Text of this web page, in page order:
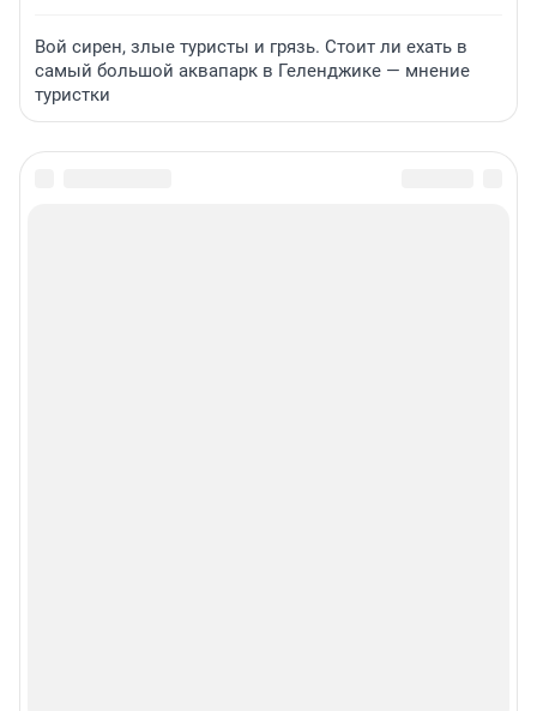
Вой сирен, злые туристы и грязь. Стоит ли ехать в
самый большой аквапарк в Геленджике — мнение
туристки